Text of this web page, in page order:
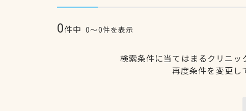
0件中 0〜0件を表示
検索条件に当てはまるクリニッ
再度条件を変更し